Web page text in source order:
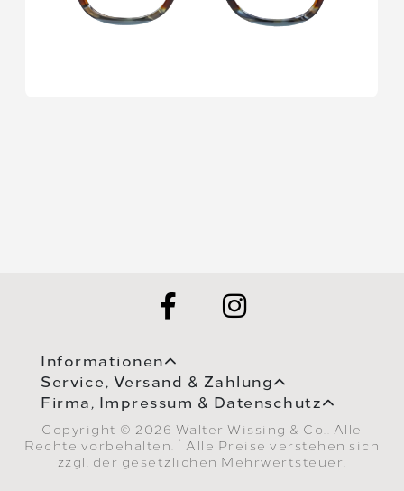
Informationen
Service, Versand & Zahlung
Firma, Impressum & Datenschutz
Copyright © 2026 Walter Wissing & Co.. Alle
Rechte vorbehalten.
* Alle Preise verstehen sich
zzgl. der gesetzlichen Mehrwertsteuer.